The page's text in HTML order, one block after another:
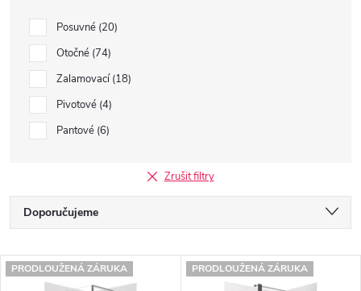
Posuvné 20
Otočné 74
Zalamovací 18
Pivotové 4
Pantové 6
Zrušit filtry
Ř
z
Doporučujeme
Nejdražší
V
PRODLOUŽENÁ ZÁRUKA PRODLOUŽENÁ ZÁRUKA